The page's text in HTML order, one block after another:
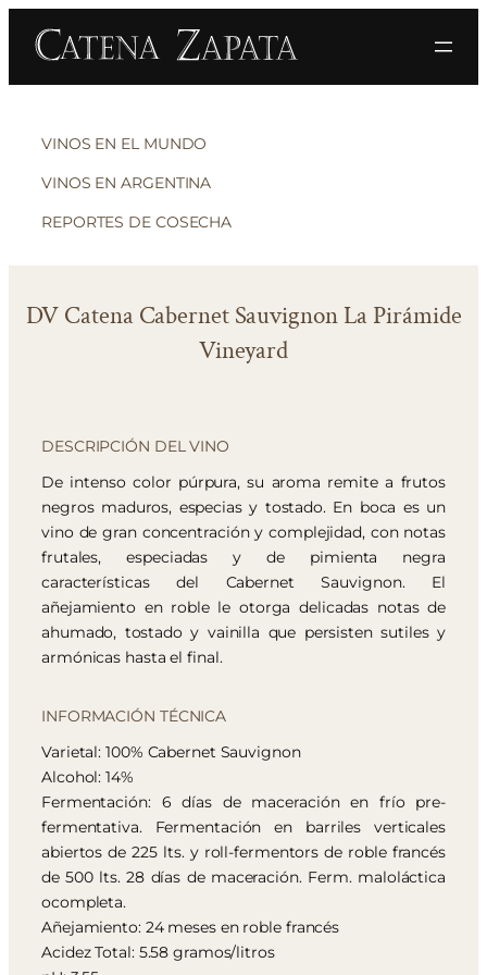
VINOS EN EL MUNDO
VINOS EN ARGENTINA
REPORTES DE COSECHA
DV Catena Cabernet Sauvignon La Pirámide
Vineyard
DESCRIPCIÓN DEL VINO
De intenso color púrpura, su aroma remite a frutos
negros maduros, especias y tostado. En boca es un
vino de gran concentración y complejidad, con notas
frutales, especiadas y de pimienta negra
características del Cabernet Sauvignon. El
añejamiento en roble le otorga delicadas notas de
ahumado, tostado y vainilla que persisten sutiles y
armónicas hasta el final.
INFORMACIÓN TÉCNICA
Varietal: 100% Cabernet Sauvignon
Alcohol: 14%
Fermentación: 6 días de maceración en frío pre-
fermentativa. Fermentación en barriles verticales
abiertos de 225 lts. y roll-fermentors de roble francés
de 500 lts. 28 días de maceración. Ferm. maloláctica
ocompleta.
Añejamiento: 24 meses en roble francés
Acidez Total: 5.58 gramos/litros